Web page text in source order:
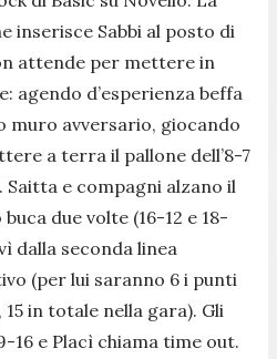
inserisce Sabbi al posto di
attende per mettere in
agendo d’esperienza beffa
muro avversario, giocando
a terra il pallone dell’8-7
Saitta e compagni alzano il
due volte (16-12 e 18-
dalla seconda linea
(per lui saranno 6 i punti
in totale nella gara). Gli
16 e Placì chiama time out.